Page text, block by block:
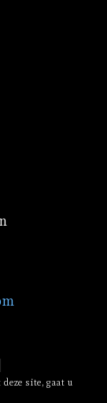
|
deze site, gaat u